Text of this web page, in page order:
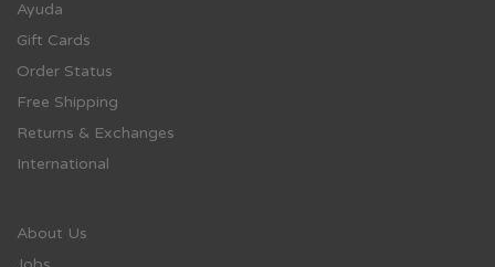
Ayuda
Gift Cards
Order Status
Free Shipping
Returns & Exchanges
International
About Us